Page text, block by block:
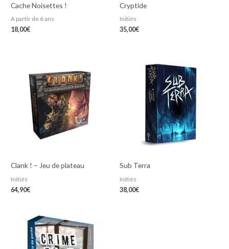
Cache Noisettes !
A partir de 6 ans
18,00€
Cryptide
Initiés
35,00€
Clank ! – Jeu de plateau
Initiés
64,90€
Sub Terra
Initiés
38,00€